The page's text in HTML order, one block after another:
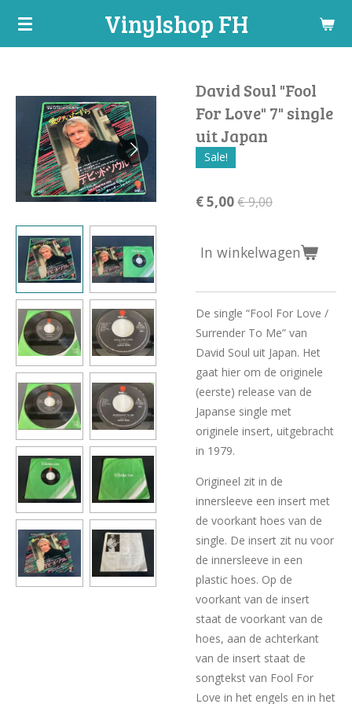
Ga
hoofdinhoud
Vinylshop FH
David Soul "Fool
For Love" 7" single
uit Japan
Sale!
€ 5,00€ 9,00
In winkelwagen
De single “Fool For Love /
Surrender To Me” van
David Soul uit Japan. Het
gaat hier om de originele
(eerste) release van de
Japanse single met
originele insert, uitgebracht
in 1979.
Origineel zit in de
innersleeve een insert met
de voorkant hoes van de
single. De insert zit nu voor
de innersleeve in een
plastic hoes. Op de
voorkant van de insert
staat de voorkant van de
hoes, aan de achterkant
van de insert staat de
songtekst van Fool For
Love in het engels en in het